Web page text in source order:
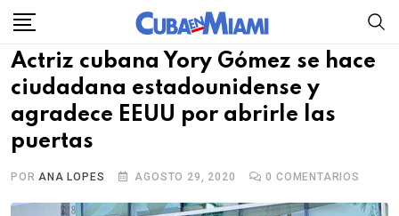
Skip
content
Actriz cubana Yory Gómez se hace
ciudadana estadounidense y
agradece EEUU por abrirle las
puertas
PORANA LOPES AGOSTO 29, 2020 0 COMENTARIOS